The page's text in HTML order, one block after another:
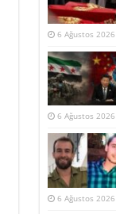
6 Ağustos
6 Ağustos
6 Ağustos